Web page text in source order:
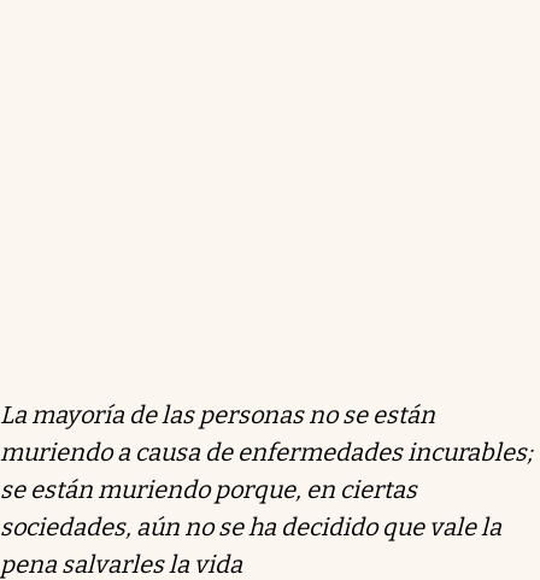
La mayoría de las personas no se están
muriendo a causa de enfermedades incurables;
se están muriendo porque, en ciertas
sociedades, aún no se ha decidido que vale la
pena salvarles la vida